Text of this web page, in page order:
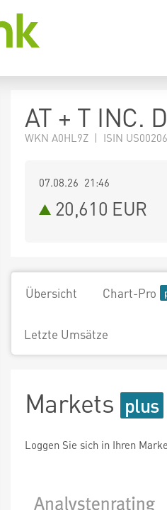
AT + T INC.
WKN A0HL9Z | ISIN
07.08.26 21:46
20,610 EUR
Übersicht Chart-Pro
Letzte Umsätze
Markets
Loggen Sie sich in Ihren